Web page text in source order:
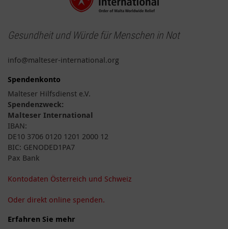
Gesundheit und Würde für Menschen in Not
info@malteser-international.org
Spendenkonto
Malteser Hilfsdienst e.V.
Spendenzweck:
Malteser International
IBAN:
DE10 3706 0120 1201 2000 12
BIC: GENODED1PA7
Pax Bank
Kontodaten Österreich und Schweiz
Oder direkt online spenden.
Erfahren Sie mehr